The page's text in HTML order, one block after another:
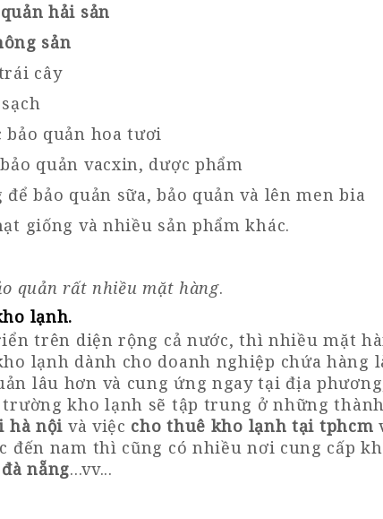
hải sản
sản
cây
bảo quản hoa tươi
quản vacxin, dược phẩm
bảo quản sữa, bảo quản và lên men bia
giống và nhiều sản phẩm khác.
quản rất nhiều mặt hàng.
lạnh.
trên diện rộng cả nước, thì nhiều mặt
lạnh dành cho doanh nghiệp chứa hàng
lâu hơn và cung ứng ngay tại địa
kho lạnh sẽ tập trung ở những
hà nội và việc cho thuê kho lạnh tại tphcm
đến nam thì cũng có nhiều nơi cung cấp
nẵng...vv...